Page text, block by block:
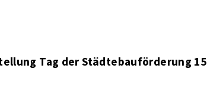
Tag der Städtebauförderung 15